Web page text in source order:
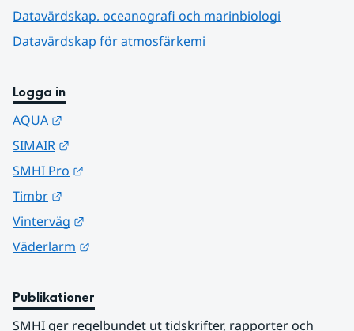
Datavärdskap, oceanografi och marinbiologi
Datavärdskap för atmosfärkemi
Logga in
AQUA
SIMAIR
SMHI Pro
Timbr
Vinterväg
Väderlarm
Publikationer
SMHI ger regelbundet ut tidskrifter, rapporter och